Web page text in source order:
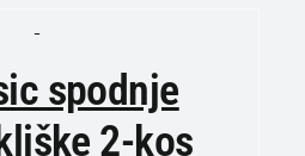
spodnje
2-kos